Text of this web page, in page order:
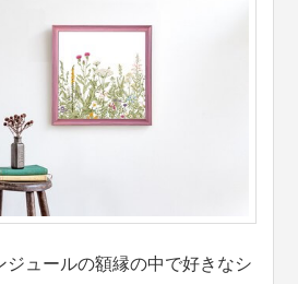
ジュールの額縁の中で好きなシ